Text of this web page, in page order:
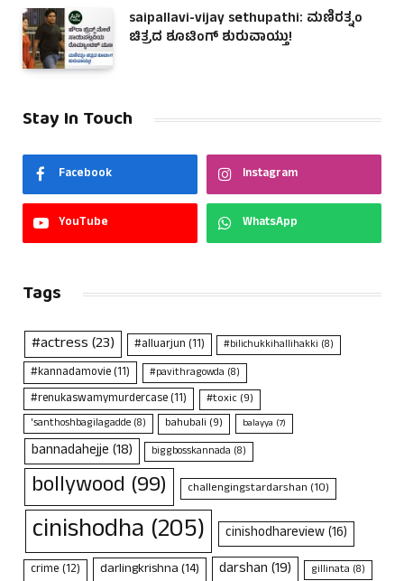
saipallavi-vijay sethupathi: ಮಣಿರತ್ನಂ
ಚಿತ್ರದ ಶೂಟಿಂಗ್ ಶುರುವಾಯ್ತು!
Stay In Touch
Facebook Instagram
YouTube WhatsApp
Tags
#actress(23) #alluarjun(11) #bilichukkihallihakki (8)
#kannadamovie(11) #pavithragowda (8)
#renukaswamymurdercase(11) #toxic(9)
'santhoshbagilagadde (8) bahubali (9) balayya (7)
bannadahejje(18) biggbosskannada (8)
bollywood (99) challengingstardarshan (10)
cinishodha (205) cinishodhareview(16)
crime(12) darlingkrishna(14) darshan(19) gillinata (8)